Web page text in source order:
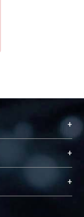
+
久珍藏及向國際
量，圖書館整合
）不同功能平
。期能整合研
+
+